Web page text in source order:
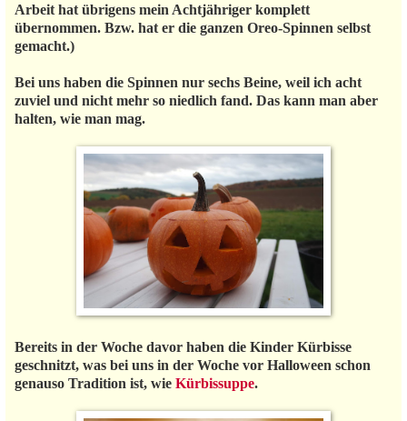
Arbeit hat übrigens mein Achtjähriger komplett
übernommen. Bzw. hat er die ganzen Oreo-Spinnen selbst
gemacht.)
Bei uns haben die Spinnen nur sechs Beine, weil ich acht
zuviel und nicht mehr so niedlich fand. Das kann man aber
halten, wie man mag.
Bereits in der Woche davor haben die Kinder Kürbisse
geschnitzt, was bei uns in der Woche vor Halloween schon
genauso Tradition ist, wie Kürbissuppe.